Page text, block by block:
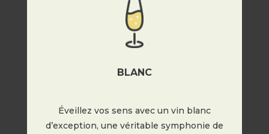
BLANC
Éveillez vos sens avec un vin blanc
d’exception, une véritable symphonie de